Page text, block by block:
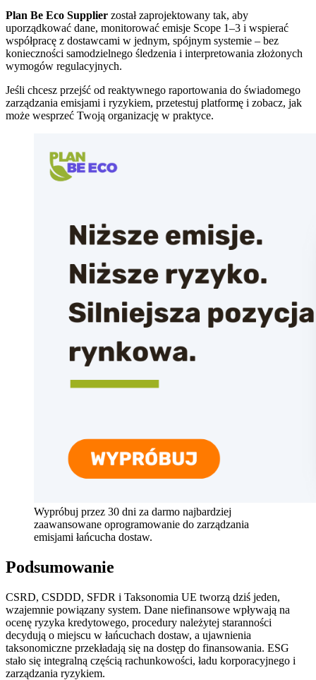
Plan Be Eco Supplier został zaprojektowany tak, aby
uporządkować dane, monitorować emisje Scope 1–3 i wspierać
współpracę z dostawcami w jednym, spójnym systemie – bez
konieczności samodzielnego śledzenia i interpretowania złożonych
wymogów regulacyjnych.
Jeśli chcesz przejść od reaktywnego raportowania do świadomego
zarządzania emisjami i ryzykiem, przetestuj platformę i zobacz, jak
może wesprzeć Twoją organizację w praktyce.
Wypróbuj przez 30 dni za darmo najbardziej
zaawansowane oprogramowanie do zarządzania
emisjami łańcucha dostaw.
Podsumowanie
CSRD, CSDDD, SFDR i Taksonomia UE tworzą dziś jeden,
wzajemnie powiązany system. Dane niefinansowe wpływają na
ocenę ryzyka kredytowego, procedury należytej staranności
decydują o miejscu w łańcuchach dostaw, a ujawnienia
taksonomiczne przekładają się na dostęp do finansowania. ESG
stało się integralną częścią rachunkowości, ładu korporacyjnego i
zarządzania ryzykiem.